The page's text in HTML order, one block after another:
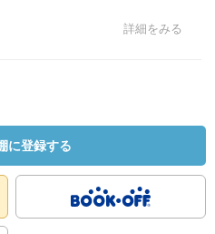
詳細をみる
に登録する